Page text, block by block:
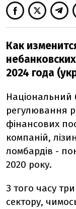
Как
2024 года
регулювання
фінансових
компаній,
ломбардів -
2020 року.
З того часу
сектору,